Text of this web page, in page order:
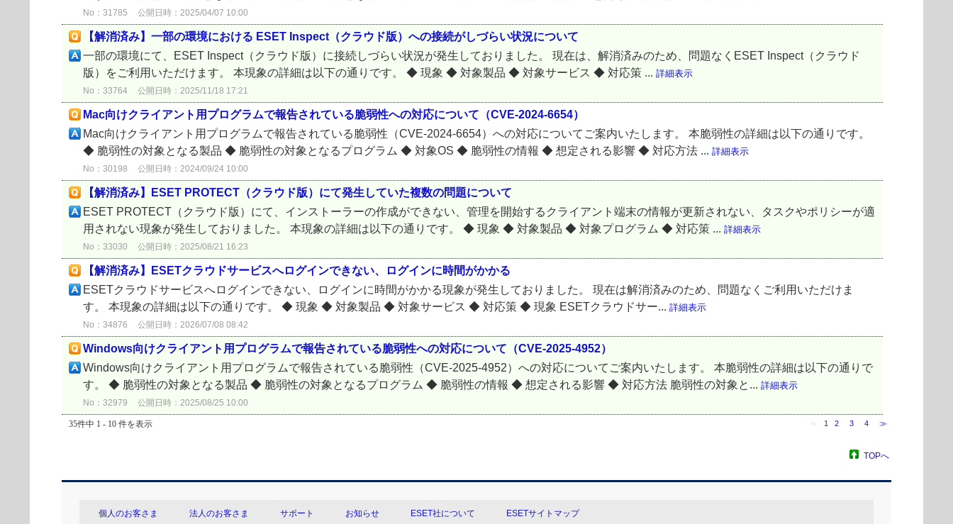
No：31785 公開日時：2025/04/07 10:00
【解消済み】一部の環境における ESET Inspect（クラウド版）への接続がしづらい状況について
一部の環境にて、ESET Inspect（クラウド版）に接続しづらい状況が発生しておりました。 現在は、解消済みのため、問題なくESET Inspect（クラウド
版）をご利用いただけます。 本現象の詳細は以下の通りです。 ◆ 現象 ◆ 対象製品 ◆ 対象サービス ◆ 対応策 ... 詳細表示
No：33764 公開日時：2025/11/18 17:21
Mac向けクライアント用プログラムで報告されている脆弱性への対応について（CVE-2024-6654）
Mac向けクライアント用プログラムで報告されている脆弱性（CVE-2024-6654）への対応についてご案内いたします。 本脆弱性の詳細は以下の通りです。
◆ 脆弱性の対象となる製品 ◆ 脆弱性の対象となるプログラム ◆ 対象OS ◆ 脆弱性の情報 ◆ 想定される影響 ◆ 対応方法 ... 詳細表示
No：30198 公開日時：2024/09/24 10:00
【解消済み】ESET PROTECT（クラウド版）にて発生していた複数の問題について
ESET PROTECT（クラウド版）にて、インストーラーの作成ができない、管理を開始するクライアント端末の情報が更新されない、タスクやポリシーが適
用されない現象が発生しておりました。 本現象の詳細は以下の通りです。 ◆ 現象 ◆ 対象製品 ◆ 対象プログラム ◆ 対応策 ... 詳細表示
No：33030 公開日時：2025/08/21 16:23
【解消済み】ESETクラウドサービスへログインできない、ログインに時間がかかる
ESETクラウドサービスへログインできない、ログインに時間がかかる現象が発生しておりました。 現在は解消済みのため、問題なくご利用いただけま
す。 本現象の詳細は以下の通りです。 ◆ 現象 ◆ 対象製品 ◆ 対象サービス ◆ 対応策 ◆ 現象 ESETクラウドサー... 詳細表示
No：34876 公開日時：2026/07/08 08:42
Windows向けクライアント用プログラムで報告されている脆弱性への対応について（CVE-2025-4952）
Windows向けクライアント用プログラムで報告されている脆弱性（CVE-2025-4952）への対応についてご案内いたします。 本脆弱性の詳細は以下の通りで
す。 ◆ 脆弱性の対象となる製品 ◆ 脆弱性の対象となるプログラム ◆ 脆弱性の情報 ◆ 想定される影響 ◆ 対応方法 脆弱性の対象と... 詳細表示
No：32979 公開日時：2025/08/25 10:00
35件中 1 - 10 件を表示 1 2 3 4 ≫
TOPへ
個人のお客さま 法人のお客さま サポート お知らせ ESET社について ESETサイトマップ